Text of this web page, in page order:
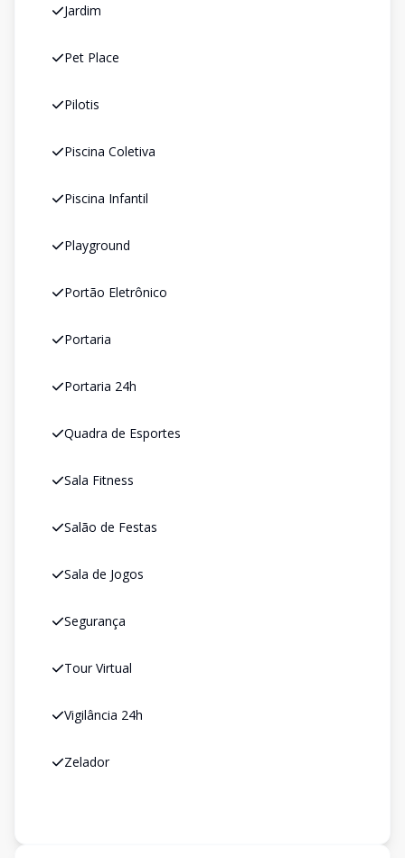
Jardim
Pet Place
Pilotis
Piscina Coletiva
Piscina Infantil
Playground
Portão Eletrônico
Portaria
Portaria 24h
Quadra de Esportes
Sala Fitness
Salão de Festas
Sala de Jogos
Segurança
Tour Virtual
Vigilância 24h
Zelador